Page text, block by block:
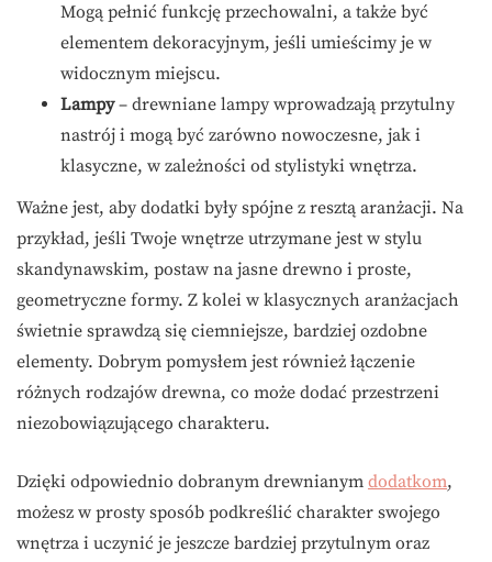
Mogą pełnić funkcję przechowalni, a także być
elementem dekoracyjnym, jeśli umieścimy je w
widocznym miejscu.
Lampy– drewniane lampy wprowadzają przytulny
nastrój i mogą być zarówno nowoczesne, jak i
klasyczne, w zależności od stylistyki wnętrza.
Ważne jest, aby dodatki były spójne z resztą aranżacji. Na
przykład, jeśli Twoje wnętrze utrzymane jest w stylu
skandynawskim, postaw na jasne drewno i proste,
geometryczne formy. Z kolei w klasycznych aranżacjach
świetnie sprawdzą się ciemniejsze, bardziej ozdobne
elementy. Dobrym pomysłem jest również łączenie
różnych rodzajów drewna, co może dodać przestrzeni
niezobowiązującego charakteru.
Dzięki odpowiednio dobranym drewnianym dodatkom,
możesz w prosty sposób podkreślić charakter swojego
wnętrza i uczynić je jeszcze bardziej przytulnym oraz